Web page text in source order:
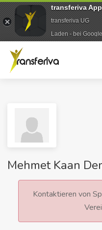
Mehmet Kaan
Kontaktieren von
transferiva App
transferiva UG
Laden - bei